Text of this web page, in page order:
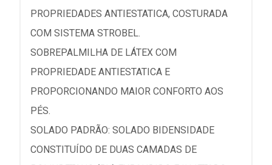
PROPRIEDADES ANTIESTATICA, COSTURADA
COM SISTEMA STROBEL.
SOBREPALMILHA DE LÁTEX COM
PROPRIEDADE ANTIESTATICA E
PROPORCIONANDO MAIOR CONFORTO AOS
PÉS.
SOLADO PADRÃO: SOLADO BIDENSIDADE
CONSTITUÍDO DE DUAS CAMADAS DE